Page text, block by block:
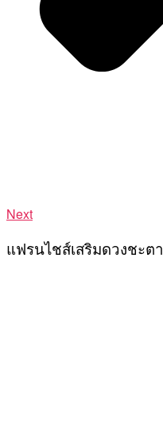
Next
แฟรนไชส์เสริมดวงชะตา